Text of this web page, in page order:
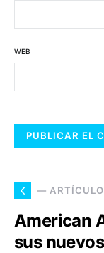
WEB
— ARTÍCULO
American
sus